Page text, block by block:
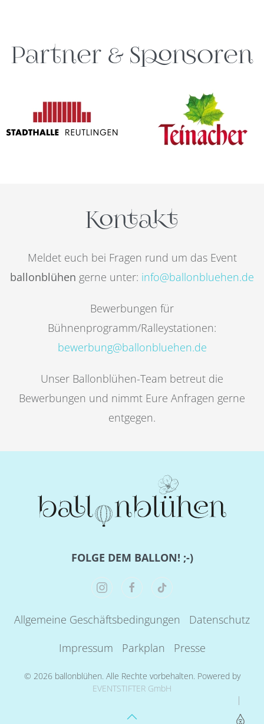
Partner & Sponsoren
zur Webseite zur Webseite
Kontakt
Meldet euch bei Fragen rund um das Event
ballonblühen gerne unter: info@ballonbluehen.de
Bewerbungen für
Bühnenprogramm/Ralleystationen:
bewerbung@ballonbluehen.de
Unser Ballonblühen-Team betreut die
Bewerbungen und nimmt Eure Anfragen gerne
entgegen.
FOLGE DEM BALLON! ;-)
Allgemeine Geschäftsbedingungen
Datenschutz
Impressum
Parkplan Presse
© 2026ballonblühen. Alle Rechte vorbehalten. Powered by
EVENTSTIFTER GmbH